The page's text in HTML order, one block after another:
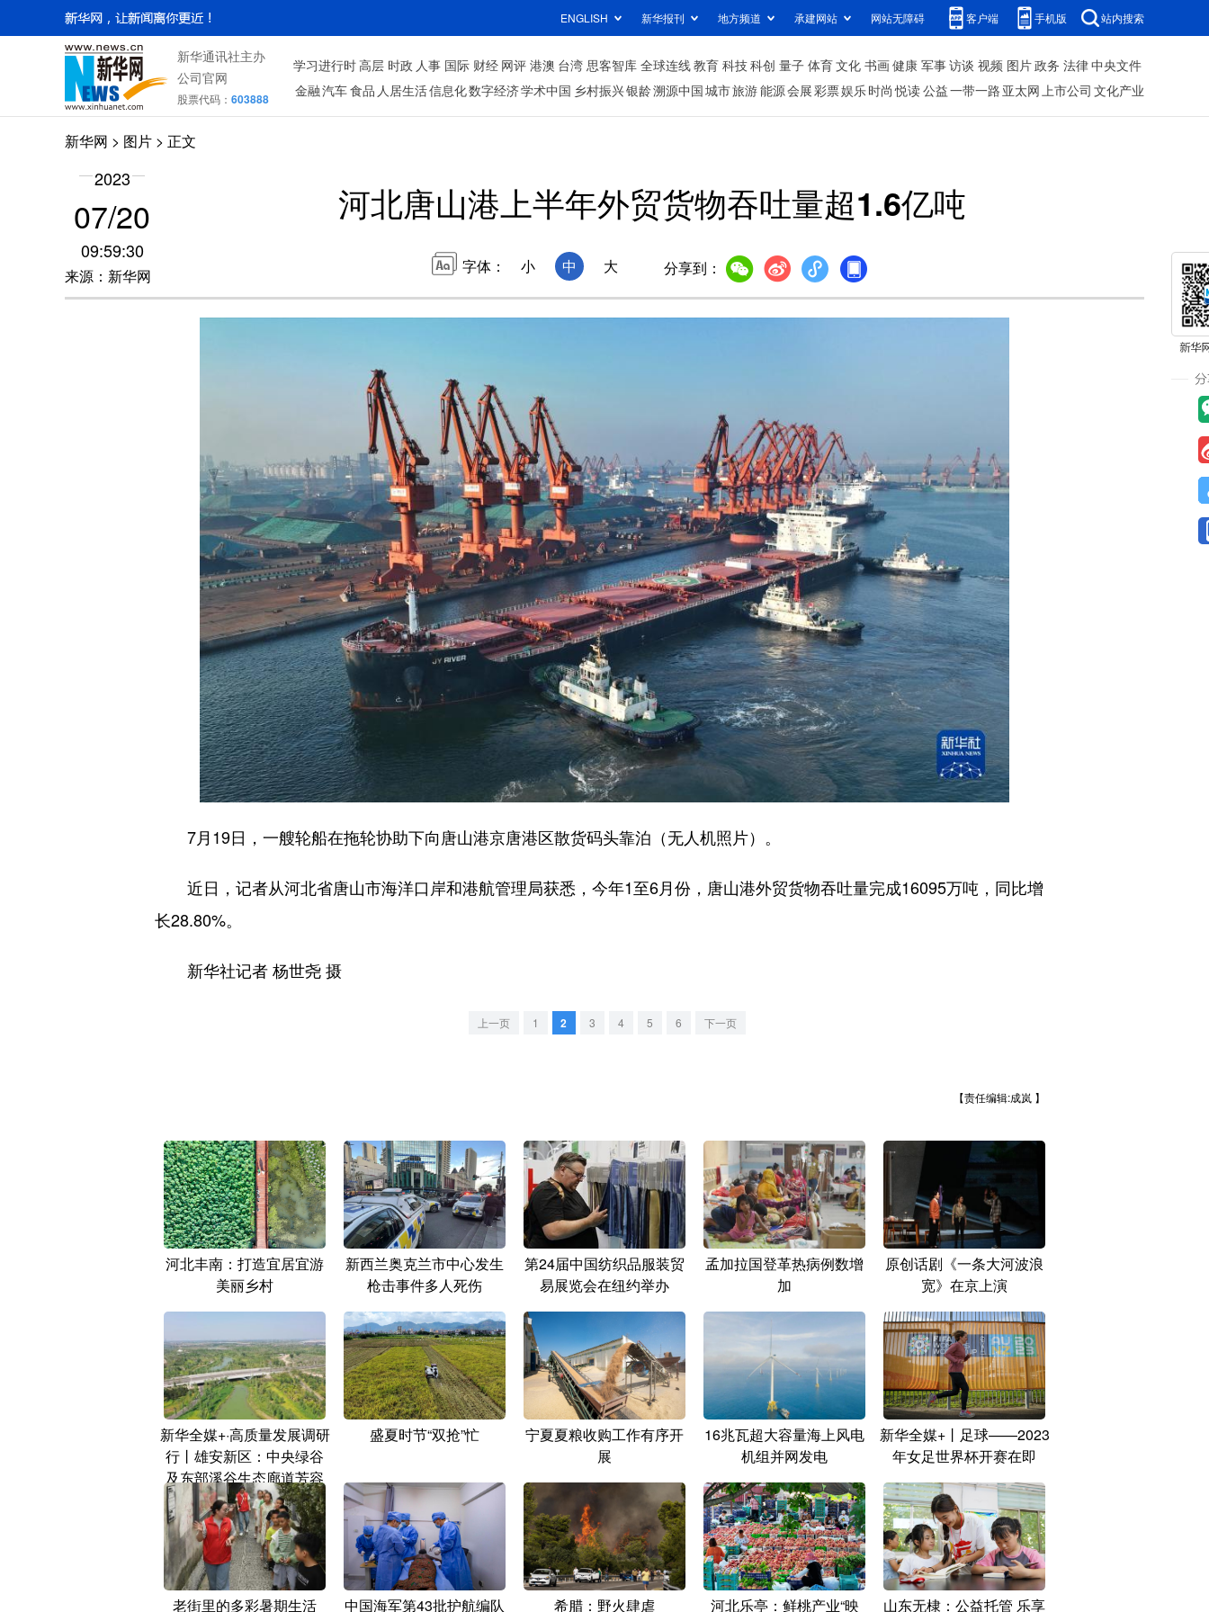
ENGLISH 新华报刊 地方频道 承建网站 网站无障碍 客户端 手机版 站内搜索
新华通讯社主办
公司官网
股票代码： 603888
学习进行时高层 时政 人事 国际 财经 网评 港澳 台湾 思客智库 全球连线教育 科技科创 量子 体育文化 书画健康 军事访谈 视频 图片政务 法律中央文件
金融汽车食品 人居生活信息化数字经济学术中国 乡村振兴银龄溯源中国城市旅游能源会展彩票娱乐时尚 悦读公益一带一路 亚太网上市公司 文化产业
新华网 > 图片 > 正文
2023
07/20
09:59:30
来源：新华网
河北唐山港上半年外贸货物吞吐量超1.6亿吨
字体： 小 中 大 分享到：
7月19日，一艘轮船在拖轮协助下向唐山港京唐港区散货码头靠泊（无人机照片）。
近日，记者从河北省唐山市海洋口岸和港航管理局获悉，今年1至6月份，唐山港外贸货物吞吐量完成16095万吨，同比增
长28.80%。
新华社记者 杨世尧 摄
上一页 1 2 3 4 5 6 下一页
【责任编辑:成岚 】
河北丰南：打造宜居宜游
美丽乡村
新西兰奥克兰市中心发生
枪击事件多人死伤
第24届中国纺织品服装贸
易展览会在纽约举办
孟加拉国登革热病例数增
加
原创话剧《一条大河波浪
宽》在京上演
新华全媒+·高质量发展调研
行丨雄安新区：中央绿谷
及东部溪谷生态廊道芳容
初绽
盛夏时节“双抢”忙
宁夏夏粮收购工作有序开
展
16兆瓦超大容量海上风电
机组并网发电
新华全媒+丨足球——2023
年女足世界杯开赛在即
老街里的多彩暑期生活 中国海军第43批护航编队 希腊：野火肆虐 河北乐亭：鲜桃产业“映 山东无棣：公益托管 乐享